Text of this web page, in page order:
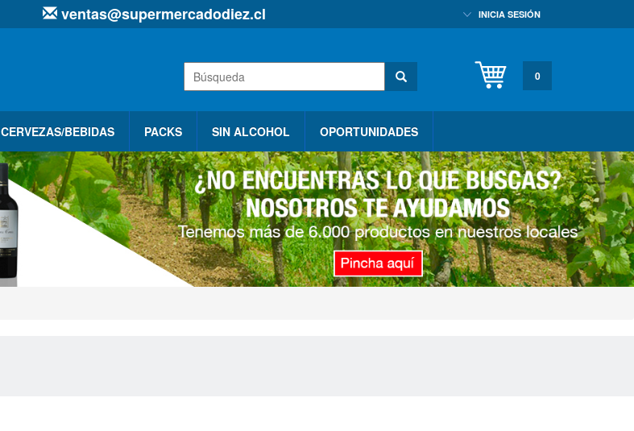
INICIA SESIÓN
ventas@supermercadodiez.cl
0
CERVEZAS/BEBIDAS PACKS SIN ALCOHOL OPORTUNIDADES